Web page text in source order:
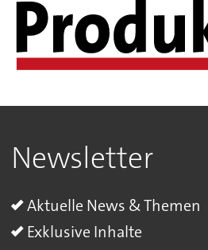
Newsletter
Aktuelle News & Themen
Exklusive Inhalte